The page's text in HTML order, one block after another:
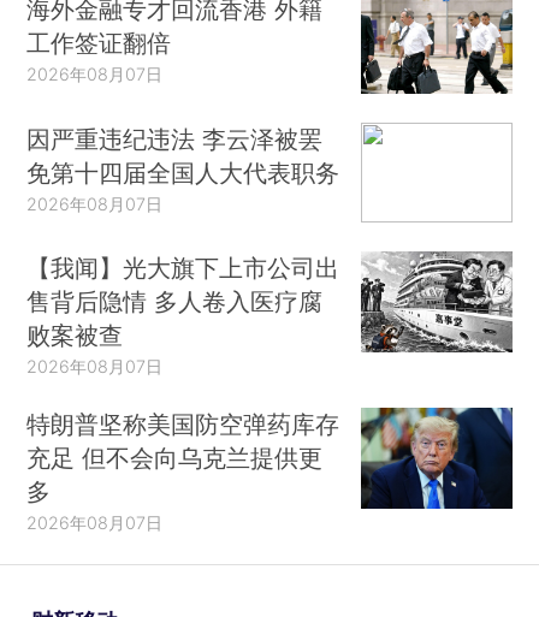
海外金融专才回流香港 外籍
工作签证翻倍
2026年08月07日
因严重违纪违法 李云泽被罢
免第十四届全国人大代表职务
2026年08月07日
【我闻】光大旗下上市公司出
售背后隐情 多人卷入医疗腐
败案被查
2026年08月07日
特朗普坚称美国防空弹药库存
充足 但不会向乌克兰提供更
多
2026年08月07日